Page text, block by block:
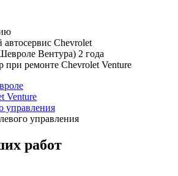
Chevrolet
Вентура) 2 года
при ремонте Chevrolet Venture
Venture
управления
управления
работ